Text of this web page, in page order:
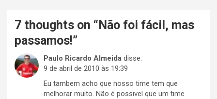
7 thoughts on “ Não foi fácil, mas
passamos!”
Paulo Ricardo Almeida disse:
9 de abril de 2010 às 19:39
Eu tambem acho que nosso time tem que
melhorar muito. Não é possivel que um time